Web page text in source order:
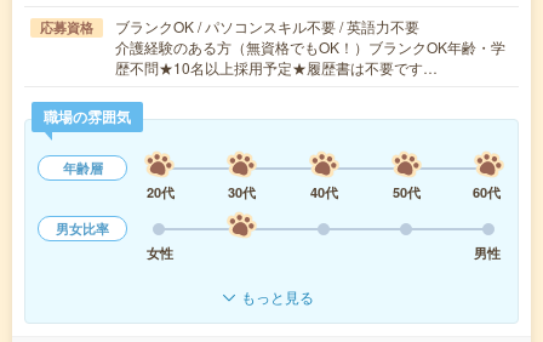
応募資格
ブランクOK / パソコンスキル不要 / 英語力不要
介護経験のある方（無資格でもOK！）ブランクOK年齢・学
歴不問★10名以上採用予定★履歴書は不要です…
職場の雰囲気
年齢層
20代
30代 40代 50代
60代
男女比率
女性
男性
もっと見る